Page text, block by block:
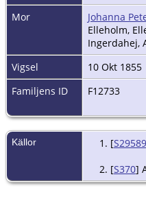
Mor
Johanna
Elleholm,
Ingerdahej,
Vigsel
10 Okt 1855
Familjens ID
F12733
Källor [S29589
[S370]